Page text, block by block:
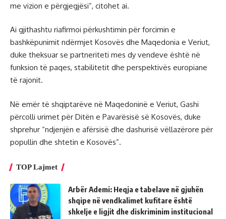
me vizion e përgjegjësi”, citohet ai.
Ai gjithashtu riafirmoi përkushtimin për forcimin e
bashkëpunimit ndërmjet Kosovës dhe Maqedonia e Veriut,
duke theksuar se partneriteti mes dy vendeve është në
funksion të paqes, stabilitetit dhe perspektivës europiane
të rajonit.
Në emër të shqiptarëve në Maqedoninë e Veriut, Gashi
përcolli urimet për Ditën e Pavarësisë së Kosovës, duke
shprehur “ndjenjën e afërsisë dhe dashurisë vëllazërore për
popullin dhe shtetin e Kosovës”.
TOP Lajmet
Arbër Ademi: Heqja e tabelave në gjuhën
shqipe në vendkalimet kufitare është
shkelje e ligjit dhe diskriminim institucional